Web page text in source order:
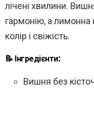
лічені хвилини.
гармонію, а лимонна
колір і свіжість.
📝 Інгредієнти:
Вишня без